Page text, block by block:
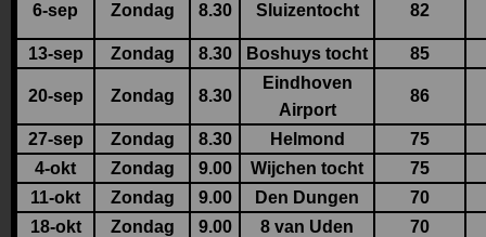
6-sep Zondag 8.30 Sluizentocht 82
13-sep Zondag 8.30 Boshuys tocht 85
20-sep Zondag 8.30
Eindhoven
Airport
86
27-sep Zondag 8.30 Helmond
75
4-okt
Zondag 9.00 Wijchen tocht
75
11-okt
Zondag 9.00 Den Dungen
70
18-okt
Zondag 9.00 8 van Uden 70